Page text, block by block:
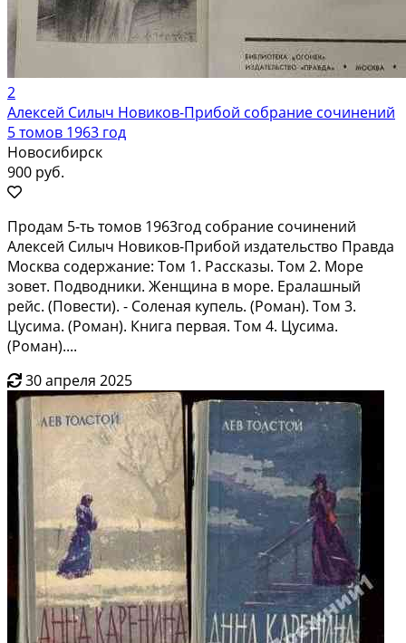
2
Алексей Силыч Новиков-Прибой собрание сочинений
5 томов 1963 год
Новосибирск
900 руб.
Продам 5-ть томов 1963год собрание сочинений
Алексей Силыч Новиков-Прибой издательство Правда
Москва содержание: Том 1. Рассказы. Том 2. Море
зовет. Подводники. Женщина в море. Ералашный
рейс. (Повести). - Соленая купель. (Роман). Том 3.
Цусима. (Роман). Книга первая. Том 4. Цусима.
(Роман)....
30 апреля 2025